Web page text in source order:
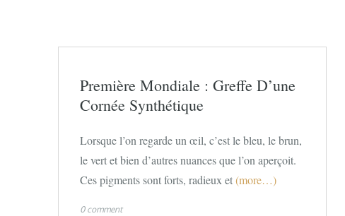
Première Mondiale : Greffe D’une
Cornée Synthétique
Lorsque l’on regarde un œil, c’est le bleu, le brun,
le vert et bien d’autres nuances que l’on aperçoit.
Ces pigments sont forts, radieux et(more…)
0 comment